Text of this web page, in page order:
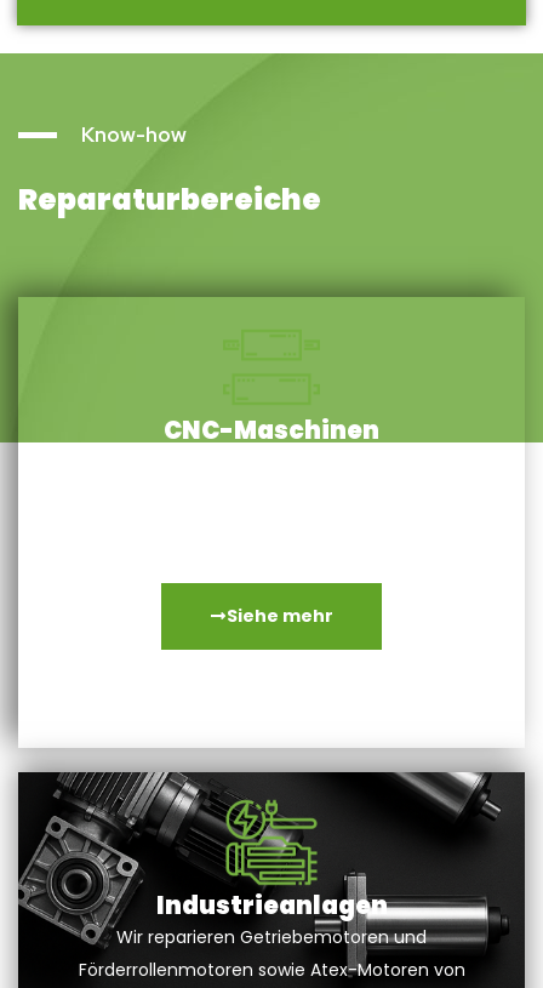
Know-how
Reparaturbereiche
CNC-Maschinen
Siehe mehr
Industrieanlagen
Wir reparieren Getriebemotoren und
Förderrollenmotoren sowie Atex-Motoren von